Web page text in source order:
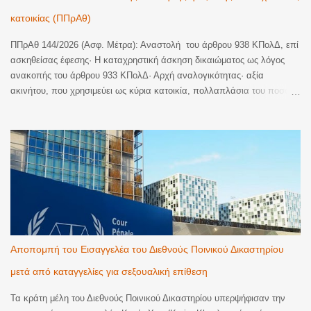
κατοικίας (ΠΠρΑθ)
ΠΠρΑθ 144/2026 (Ασφ. Μέτρα): Αναστολή του άρθρου 938 ΚΠολΔ, επί
ασκηθείσας έφεσης· H καταχρηστική άσκηση δικαιώματος ως λόγος
ανακοπής του άρθρου 933 ΚΠολΔ· Αρχή αναλογικότητας· αξία
ακινήτου, που χρησιμεύει ως κύρια κατοικία, πολλαπλάσια του ποσού
ως προς το περιουσιακό αντικείμενο που θα μπορούσε να επιβάλει
αναγκαστική κατάσχεση και να ικανοποιηθεί· Προφανής δυσαναλογία
μεταξύ του χρησιμοποιούμενου μέσου και του επιδιωκόμενου σκοπού
και υπέρβαση της αρχής της αναλογικότητας. Αναστέλλεται η
διαδικασία της αναγκαστικής εκτέλεσης, μέχρι την έκδοση απόφασης
επί της έφεσης. Η απόφαση δημοσιεύεται με επιμέλεια του δικηγόρου
Πειραιά Γεωργίου Λ. Καλτσά. Η Απόφαση Εδώ
Αποπομπή του Εισαγγελέα του Διεθνούς Ποινικού Δικαστηρίου
μετά από καταγγελίες για σεξουαλική επίθεση
Τα κράτη μέλη του Διεθνούς Ποινικού Δικαστηρίου υπερψήφισαν την